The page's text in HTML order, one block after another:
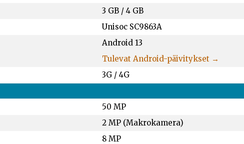
3 GB /4 GB
Unisoc SC9863A
Android 13
Tulevat Android-päivitykset →
3G / 4G
50 MP
2 MP (Makrokamera)
8 MP